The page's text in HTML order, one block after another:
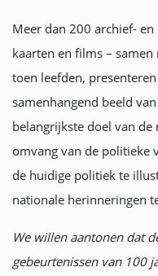
Meer dan 200 archief-
kaarten en films –
toen leefden,
samenhangend beeld
belangrijkste doel van
omvang van de politieke
de huidige politiek te
nationale herinneringen
We willen aantonen dat
gebeurtenissen van 100